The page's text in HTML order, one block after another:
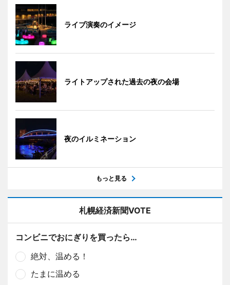
ライブ演奏のイメージ
ライトアップされた過去の夜の会場
夜のイルミネーション
もっと見る
札幌経済新聞VOTE
コンビニでおにぎりを買ったら…
絶対、温める！
たまに温める